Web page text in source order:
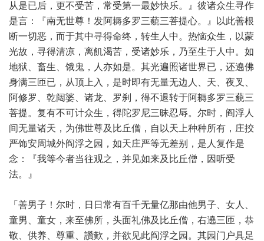
从是已后，更不受苦，常受第一最妙快乐。』彼诸众生寻作
是言：『南无世尊！发阿耨多罗三藐三菩提心。』以此善根
断一切恶，而于其中寻得命终，转生人中。热恼众生，以蒙
光故，寻得清凉，离飢渴苦，受诸妙乐，乃至生于人中。如
地狱、畜生、饿鬼，人亦如是。其光遍照诸世界已，还遶佛
身满三匝已，从顶上入，是时即有无量无边人、天、夜叉、
阿修罗、乾闼婆、诸龙、罗刹，得不退转于阿耨多罗三藐三
菩提。复有不可计众生，得陀罗尼三昧忍辱。尔时，阎浮人
间无量诸天，为佛世尊及比丘僧，自以天上种种所有，庄挍
严饰安周城外阎浮之园，如天庄严等无差别，是人复作是
念：『我等今者当往观之，并见如来及比丘僧，因听受
法。』
「善男子！尔时，日日常有百千无量亿那由他男子、女人、
童男、童女，来至佛所，头面礼佛及比丘僧，右遶三匝，恭
敬、供养、尊重、讚歎，并欲见此阎浮之园。其园门户具足